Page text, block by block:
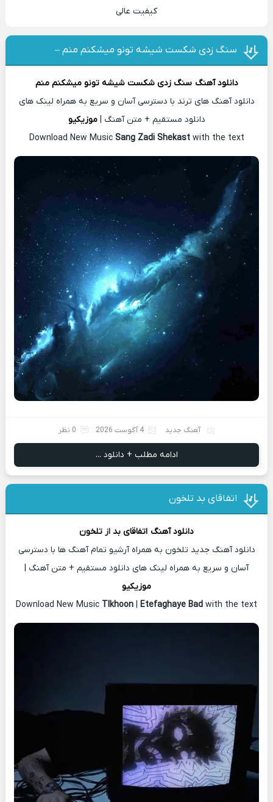
کیفیت عالی
سنگ زدی شکست شیشه تونو میشکنم منم –
دانلود آهنگ سنگ زدی شکست شیشه تونو میشکنم منم
دانلود آهنگ های ترند با دسترسی آسان و سریع به همراه لینک های
دانلود مستقیم + متن آهنگ | موزیکیو
Download New Music Sang Zadi Shekast with the text
آهنگ جدید 4 آگوست 2026 0 نظر
ادامه مطلب + دانلود ...
اتفاقای بد تلخون
دانلود آهنگ اتفاقای بد از تلخون
دانلود آهنگ جدید تلخون به همراه آرشیو تمام آهنگ ها با دسترسی
آسان و سریع به همراه لینک های دانلود مستقیم + متن آهنگ |
موزیکیو
Download New Music Tlkhoon | Etefaghaye Bad with the text